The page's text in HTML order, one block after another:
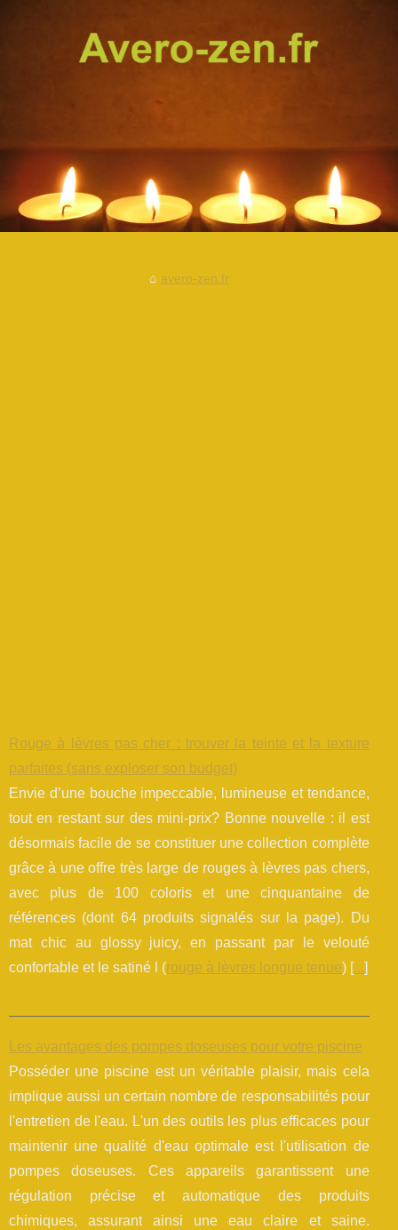
avero-zen.fr
Rouge à lèvres pas cher : trouver la teinte et la texture
parfaites (sans exploser son budget)
Envie d’une bouche impeccable, lumineuse et tendance,
tout en restant sur des mini-prix? Bonne nouvelle : il est
désormais facile de se constituer une collection complète
grâce à une offre très large de rouges à lèvres pas chers,
avec plus de 100 coloris et une cinquantaine de
références (dont 64 produits signalés sur la page). Du
mat chic au glossy juicy, en passant par le velouté
confortable et le satiné l (rouge à lèvres longue tenue) [...]
Les avantages des pompes doseuses pour votre piscine
Posséder une piscine est un véritable plaisir, mais cela
implique aussi un certain nombre de responsabilités pour
l'entretien de l'eau. L'un des outils les plus efficaces pour
maintenir une qualité d'eau optimale est l'utilisation de
pompes doseuses. Ces appareils garantissent une
régulation précise et automatique des produits
chimiques, assurant ainsi une eau claire et saine.